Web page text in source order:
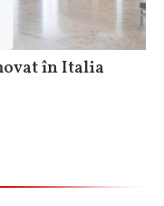
în Italia